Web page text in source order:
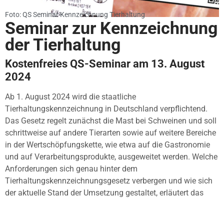
Foto: QS Seminar Kennzeichnung Tierhaltung
Seminar zur Kennzeichnung
der Tierhaltung
Kostenfreies QS-Seminar am 13. August
2024
Ab 1. August 2024 wird die staatliche
Tierhaltungskennzeichnung in Deutschland verpflichtend.
Das Gesetz regelt zunächst die Mast bei Schweinen und soll
schrittweise auf andere Tierarten sowie auf weitere Bereiche
in der Wertschöpfungskette, wie etwa auf die Gastronomie
und auf Verarbeitungsprodukte, ausgeweitet werden. Welche
Anforderungen sich genau hinter dem
Tierhaltungskennzeichnungsgesetz verbergen und wie sich
der aktuelle Stand der Umsetzung gestaltet, erläutert das